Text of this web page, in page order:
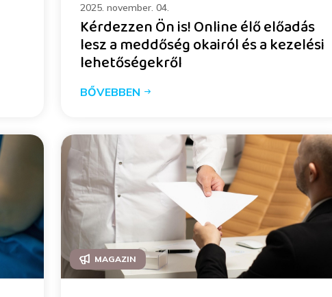
2025. november. 04.
Kérdezzen Ön is! Online élő előadás
lesz a meddőség okairól és a kezelési
lehetőségekről
BŐVEBBEN
MAGAZIN